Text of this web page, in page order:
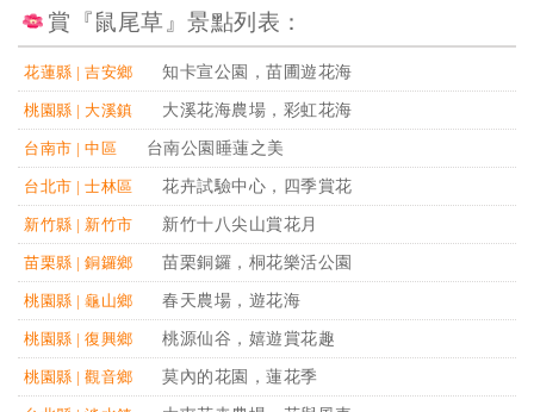
賞『鼠尾草』景點列表：
花蓮縣 | 吉安鄉 知卡宣公園，苗圃遊花海
桃園縣 | 大溪鎮 大溪花海農場，彩虹花海
台南市 | 中區 台南公園睡蓮之美
台北市 | 士林區 花卉試驗中心，四季賞花
新竹縣 | 新竹市 新竹十八尖山賞花月
苗栗縣 | 銅鑼鄉 苗栗銅鑼，桐花樂活公園
桃園縣 | 龜山鄉 春天農場，遊花海
桃園縣 | 復興鄉 桃源仙谷，嬉遊賞花趣
桃園縣 | 觀音鄉 莫內的花園，蓮花季